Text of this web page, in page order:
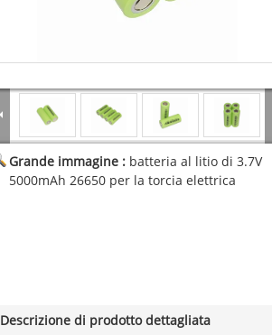
Grande immagine : batteria al litio di 3.7V
5000mAh 26650 per la torcia elettrica
Descrizione di prodotto dettagliata